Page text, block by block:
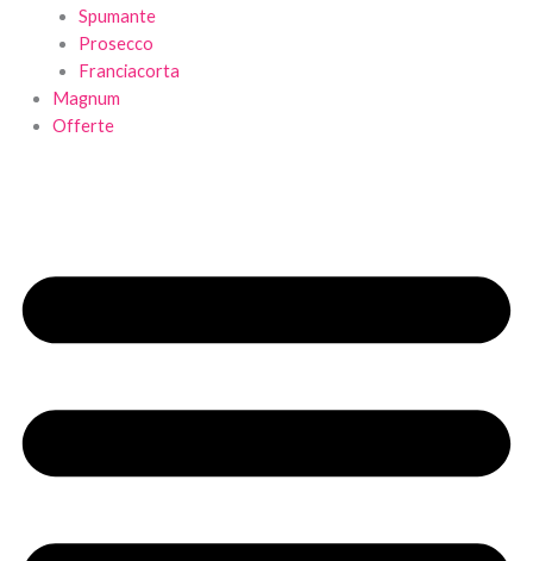
Spumante
Prosecco
Franciacorta
Magnum
Offerte